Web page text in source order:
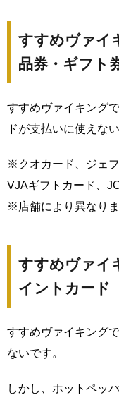
すすめヴァイ
品券・ギフト
すすめヴァイキング
ドが支払いに使えない
※クオカード、ジェ
VJAギフトカード、
※店舗により異なりま
すすめヴァイ
イントカード
すすめヴァイキング
ないです。
しかし、ホットペッ